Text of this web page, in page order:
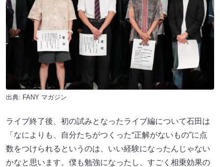
出典: FANY マガジン
ライブ終了後、初の試みとなったライブ編について石田は
「なによりも、自分たちがつくった“正解がないもの”に点
数をつけられるというのは、いい経験になったんじゃない
かなと思います。僕も勉強になったし、すごく相乗効果の